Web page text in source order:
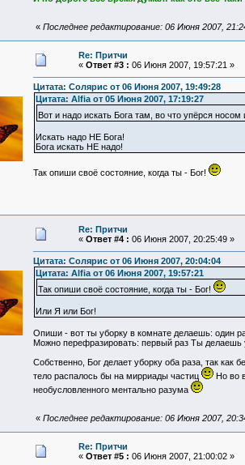
« Последнее редактирование: 06 Июня 2007,
Re: Притчи
« Ответ #3 : 06 Июня 2007, 19:57:21 »
Цитата: Солярис от 06 Июня 2007, 19:49:28
Цитата: Alfia от 05 Июня 2007, 17:19:27
Вот и надо искать Бога там, во что упёрся
Искать надо НЕ Бога!
Бога искать НЕ надо!
Так опиши своё состояние, когда ты - Бог!
Re: Притчи
« Ответ #4 : 06 Июня 2007, 20:25:49 »
Цитата: Солярис от 06 Июня 2007, 20:04:04
Цитата: Alfia от 06 Июня 2007, 19:57:21
Так опиши своё состояние, когда ты - Бог!
Или Я или Бог!
Опиши - вот ты уборку в комнате делаешь: один
Можно перефразировать: первый раз Ты делаешь
Собственно, Бог делает уборку оба раза, так как
тело распалось бы на мирриады частиц
Но во
необусловленного ментально разума
« Последнее редактирование: 06 Июня 2007,
Re: Притчи
« Ответ #5 : 06 Июня 2007, 21:00:02 »